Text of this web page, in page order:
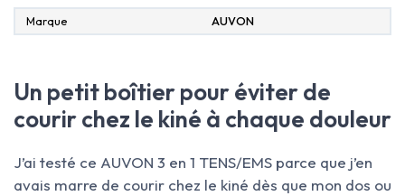
Marque ‎AUVON
Un petit boîtier pour éviter de
courir chez le kiné à chaque douleur
J’ai testé ce AUVON 3 en 1 TENS/EMS parce que j’en
avais marre de courir chez le kiné dès que mon dos ou